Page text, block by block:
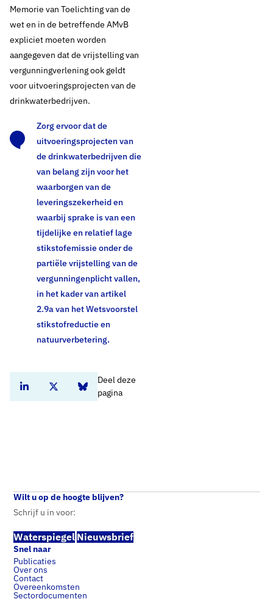
Memorie van Toelichting van de
wet en in de betreffende AMvB
expliciet moeten worden
aangegeven dat de vrijstelling van
vergunningverlening ook geldt
voor uitvoeringsprojecten van de
drinkwaterbedrijven.
Zorg ervoor dat de
uitvoeringsprojecten van
de drinkwaterbedrijven die
van belang zijn voor het
waarborgen van de
leveringszekerheid en
waarbij sprake is van een
tijdelijke en relatief lage
stikstofemissie onder de
partiële vrijstelling van de
vergunningenplicht vallen,
in het kader van artikel
2.9a van het Wetsvoorstel
stikstofreductie en
natuurverbetering.
Deel deze
pagina
Deel dit artikel op Linkedin
Deel dit artikel op Twitter
Deel dit artikel op Bluesky
Wilt u op de hoogte blijven?
Schrijf u in voor:
Waterspiegel Nieuwsbrief
Snel naar
Publicaties
Over ons
Contact
Overeenkomsten
Sectordocumenten